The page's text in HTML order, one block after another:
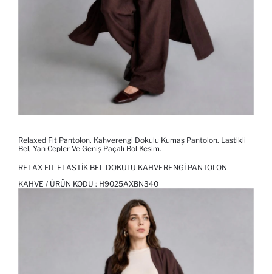
Relaxed Fit Pantolon. Kahverengi Dokulu Kumaş Pantolon. Lastikli
Bel, Yan Cepler Ve Geniş Paçalı Bol Kesim.
RELAX FIT ELASTIK BEL DOKULU KAHVERENGI PANTOLON
KAHVE / ÜRÜN KODU : H9025AXBN340